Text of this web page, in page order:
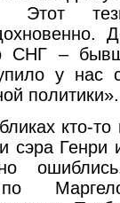
Этот
СНГ –
у нас
политики».
кто-то
сэра Генри